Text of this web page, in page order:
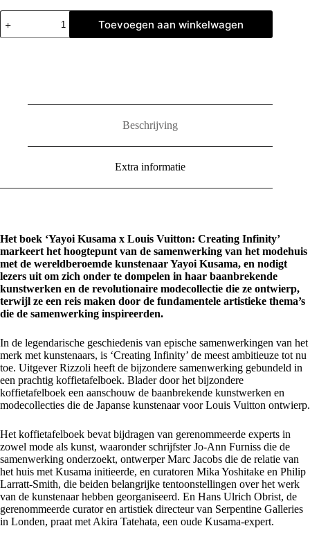
Yayoi
Kusama
x
Toevoegen aan winkelwagen
Beschrijving
Extra informatie
Het boek ‘Yayoi Kusama x Louis Vuitton: Creating Infinity’
markeert het hoogtepunt van de samenwerking van het modehuis
met de wereldberoemde kunstenaar Yayoi Kusama, en nodigt
lezers uit om zich onder te dompelen in haar baanbrekende
kunstwerken en de revolutionaire modecollectie die ze ontwierp,
terwijl ze een reis maken door de fundamentele artistieke thema’s
die de samenwerking inspireerden.
In de legendarische geschiedenis van epische samenwerkingen van het
merk met kunstenaars, is ‘Creating Infinity’ de meest ambitieuze tot nu
toe. Uitgever Rizzoli heeft de bijzondere samenwerking gebundeld in
een prachtig koffietafelboek. Blader door het bijzondere
koffietafelboek een aanschouw de baanbrekende kunstwerken en
modecollecties die de Japanse kunstenaar voor Louis Vuitton ontwierp.
Het koffietafelboek bevat bijdragen van gerenommeerde experts in
zowel mode als kunst, waaronder schrijfster Jo-Ann Furniss die de
samenwerking onderzoekt, ontwerper Marc Jacobs die de relatie van
het huis met Kusama initieerde, en curatoren Mika Yoshitake en Philip
Larratt-Smith, die beiden belangrijke tentoonstellingen over het werk
van de kunstenaar hebben georganiseerd. En Hans Ulrich Obrist, de
gerenommeerde curator en artistiek directeur van Serpentine Galleries
in Londen, praat met Akira Tatehata, een oude Kusama-expert.